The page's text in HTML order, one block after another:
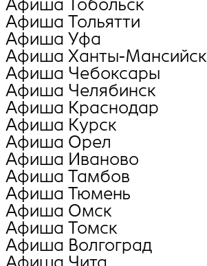
Афиша Тобольск
Афиша Тольятти
Афиша Уфа
Афиша Ханты-Мансийск
Афиша Чебоксары
Афиша Челябинск
Афиша Краснодар
Афиша Курск
Афиша Орел
Афиша Иваново
Афиша Тамбов
Афиша Тюмень
Афиша Омск
Афиша Томск
Афиша Волгоград